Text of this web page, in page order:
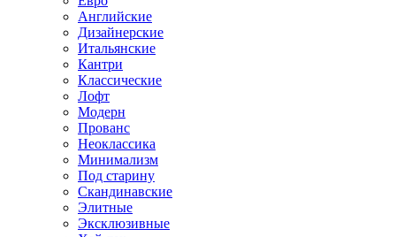
Английские
Дизайнерские
Итальянские
Кантри
Классические
Лофт
Модерн
Прованс
Неоклассика
Минимализм
Под старину
Скандинавские
Элитные
Эксклюзивные